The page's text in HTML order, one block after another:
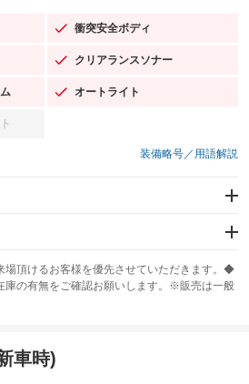
衝突安全ボディ
：装備あり
クリアランスソナー
：装備あり
オートライト
：装備あり
装備略号／用語解説
/サイド
ABS
場頂けるお客様を優先させていただきます。◆
の有無をご確認お願いします。※販売は一般
車時)